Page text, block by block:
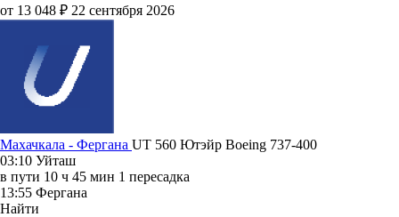
от 13 048 ₽ 22 сентября 2026
Махачкала - Фергана UT 560 Ютэйр Boeing 737-400
03:10 Уйташ
в пути 10 ч 45 мин 1 пересадка
13:55 Фергана
Найти